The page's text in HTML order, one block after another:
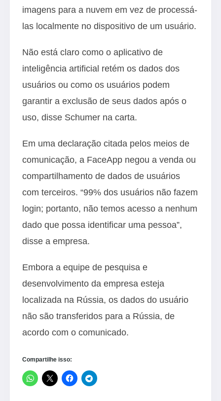
imagens para a nuvem em vez de processá-
las localmente no dispositivo de um usuário.
Não está claro como o aplicativo de
inteligência artificial retém os dados dos
usuários ou como os usuários podem
garantir a exclusão de seus dados após o
uso, disse Schumer na carta.
Em uma declaração citada pelos meios de
comunicação, a FaceApp negou a venda ou
compartilhamento de dados de usuários
com terceiros. “99% dos usuários não fazem
login; portanto, não temos acesso a nenhum
dado que possa identificar uma pessoa”,
disse a empresa.
Embora a equipe de pesquisa e
desenvolvimento da empresa esteja
localizada na Rússia, os dados do usuário
não são transferidos para a Rússia, de
acordo com o comunicado.
Compartilhe isso: